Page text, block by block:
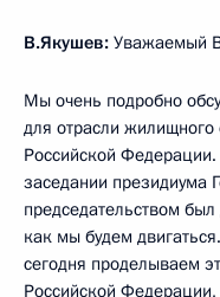
В.Якушев: Уважаемый
Мы очень подробно
для отрасли жилищного
Российской
заседании президиума
председательством
как мы будем
сегодня проделываем
Российской